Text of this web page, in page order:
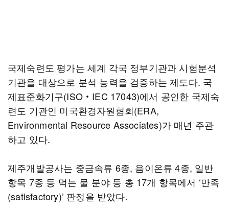
국제숙련도 평가는 세계 각국 정부기관과 시험분석
기관을 대상으로 분석 능력을 검증하는 제도다. 국
제표준화기구(ISO‧IEC 17043)에서 공인한 국제숙
련도 기관인 미국환경자원협회(ERA,
Environmental Resource Associates)가 매년 주관
하고 있다.
제주개발공사는 중금속류 6종, 음이온류 4종, 일반
항목 7종 등 먹는 물 분야 등 총 17개 항목에서 ‘만족
(satisfactory)’ 판정을 받았다.